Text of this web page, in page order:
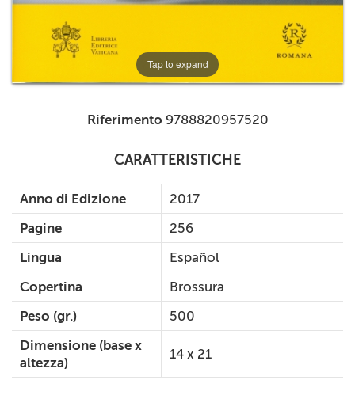
Tap to expand
Riferimento 9788820957520
CARATTERISTICHE
Anno di Edizione
2017
Pagine
256
Lingua
Español
Copertina
Brossura
Peso (gr.)
500
Dimensione (base x
altezza)
14 x 21